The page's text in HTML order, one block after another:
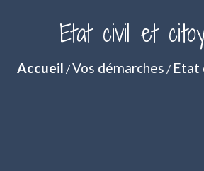
Etat civil et
Accueil /Vos démarches / Etat